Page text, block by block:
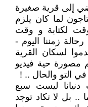
إلى قرية صغيرة
لما كان يلزم
لكتابة و وقت
زمننا اليوم -
لسكان القرية
مصورة حية فيديو
في التو والحال .. !
ليست سبع
بل لا تكاد توجد